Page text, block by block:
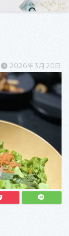
2026年3月20日